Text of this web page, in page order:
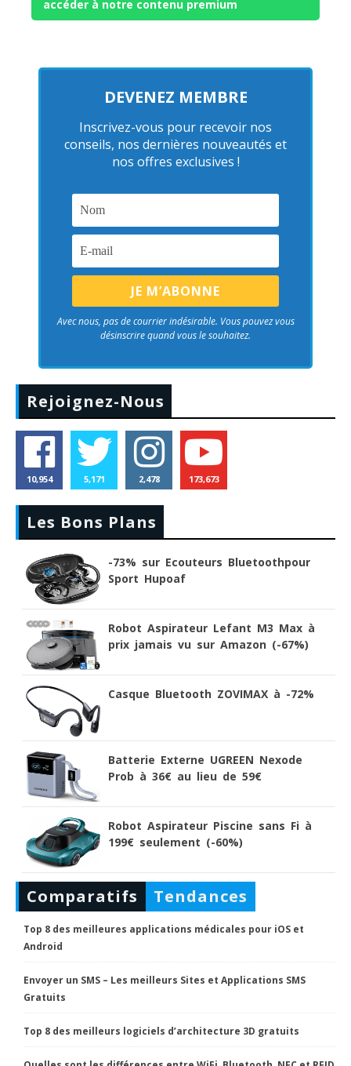
accéder à notre contenu premium
DEVENEZ MEMBRE
Inscrivez-vous pour recevoir nos
conseils, nos dernières nouveautés et
nos offres exclusives !
Avec nous, pas de courrier indésirable. Vous pouvez vous
désinscrire quand vous le souhaitez.
Rejoignez-Nous
10,954 5,171 2,478 173,673
Les Bons Plans
-73% sur Ecouteurs Bluetoothpour
Sport Hupoaf
Robot Aspirateur Lefant M3 Max à
prix jamais vu sur Amazon (-67%)
Casque Bluetooth ZOVIMAX à -72%
Batterie Externe UGREEN Nexode
Prob à 36€ au lieu de 59€
Robot Aspirateur Piscine sans Fi à
199€ seulement (-60%)
Comparatifs Tendances
Top 8 des meilleures applications médicales pour iOS et
Android
Envoyer un SMS – Les meilleurs Sites et Applications SMS
Gratuits
Top 8 des meilleurs logiciels d’architecture 3D gratuits